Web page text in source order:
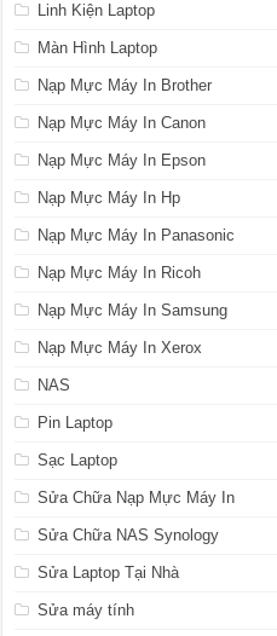
Linh Kiện Laptop
Màn Hình Laptop
Nạp Mực Máy In Brother
Nạp Mực Máy In Canon
Nạp Mực Máy In Epson
Nạp Mực Máy In Hp
Nạp Mực Máy In Panasonic
Nạp Mực Máy In Ricoh
Nạp Mực Máy In Samsung
Nạp Mực Máy In Xerox
NAS
Pin Laptop
Sạc Laptop
Sửa Chữa Nạp Mực Máy In
Sửa Chữa NAS Synology
Sửa Laptop Tại Nhà
Sửa máy tính